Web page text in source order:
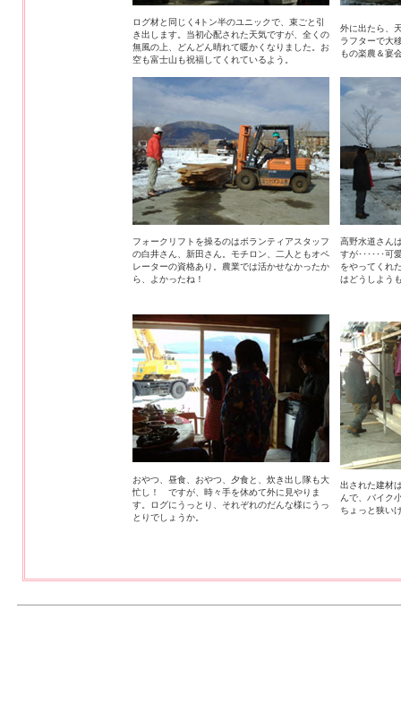
ログ材と同じく4トン半のユニックで、束ごと引
き出します。当初心配された天気ですが、全くの
無風の上、どんどん晴れて暖かくなりました。お
空も富士山も祝福してくれているよう。
外に出たら、
ラフターで大
もの楽農＆宴
フォークリフトを操るのはボランティアスタッフ
の白井さん、新田さん。モチロン、二人ともオペ
レーターの資格あり。農業では活かせなかったか
ら、よかったね！
高野水道さん
すが･･････可
をやってくれ
はどうしよう
おやつ、昼食、おやつ、夕食と、炊き出し隊も大
忙し！ ですが、時々手を休めて外に見やりま
す。ログにうっとり、それぞれのだんな様にうっ
とりでしょうか。
出された建材
んで、バイク
ちょっと狭い